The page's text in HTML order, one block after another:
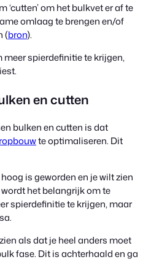
om het bulkvet er af te
omlaag te brengen en/of
(bron).
spierdefinitie te krijgen,
en cutten
bulken en cutten is dat
te optimaliseren. Dit
is geworden en je wilt zien
het belangrijk om te
spierdefinitie te krijgen, maar
als dat je heel anders moet
fase. Dit is achterhaald en ga